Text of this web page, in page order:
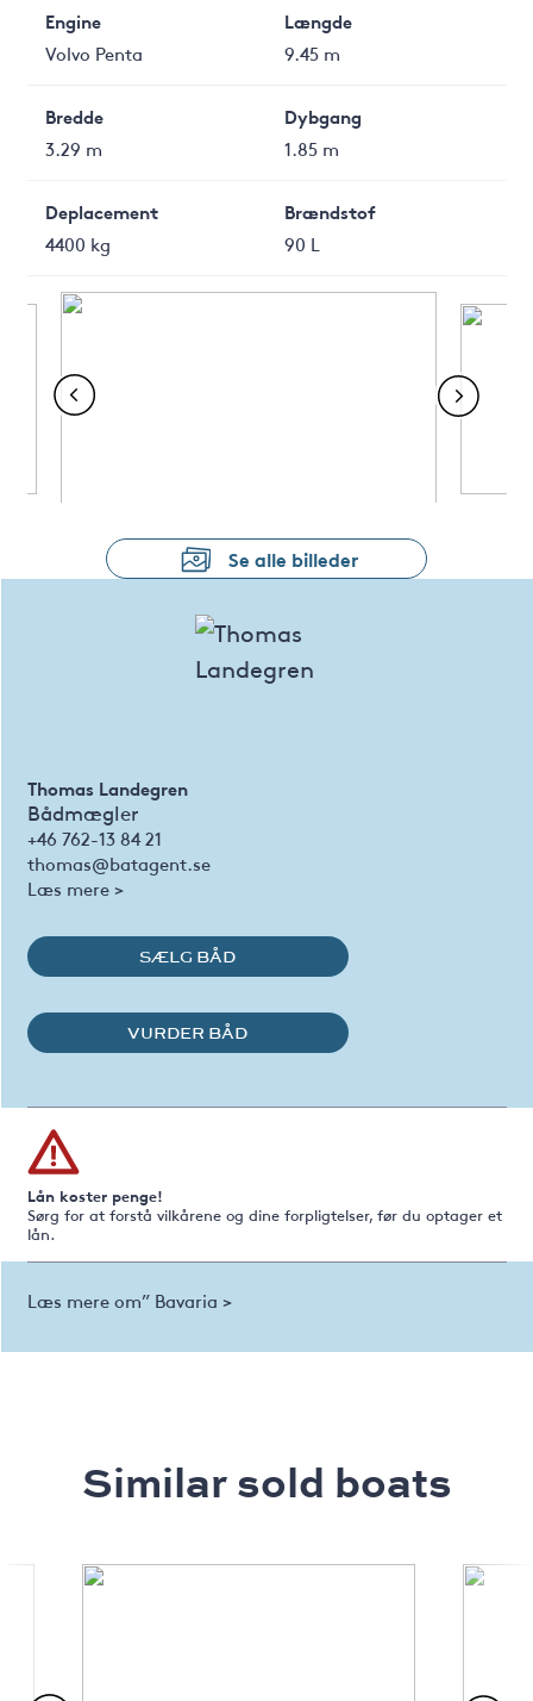
Engine
Volvo Penta
Længde
9.45 m
Bredde
3.29 m
Dybgang
1.85 m
Deplacement
4400 kg
Brændstof
90 L
Se alle billeder
Thomas Landegren
Bådmægler
+46 762-13 84 21
thomas@batagent.se
Læs mere >
SÆLG BÅD
VURDER BÅD
Lån koster penge!
Sørg for at forstå vilkårene og dine forpligtelser, før du optager et
lån.
Læs mere om” Bavaria >
Similar sold boats